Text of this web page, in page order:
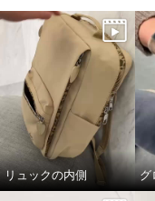
リュックの内側